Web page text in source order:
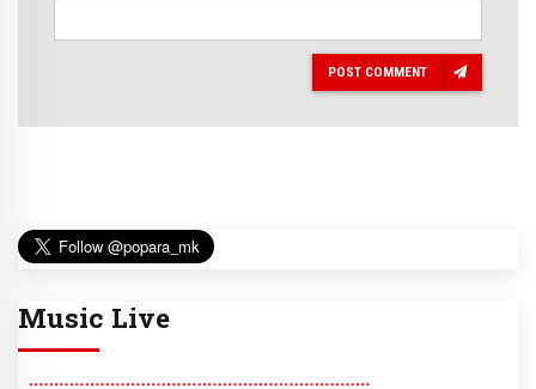
POST COMMENT
Music Live